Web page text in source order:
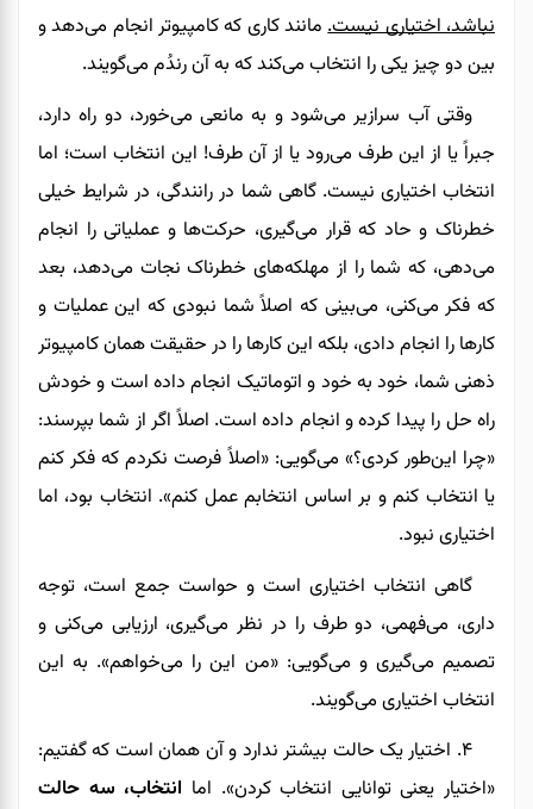
نباشد، اختیاری نیست.مانند کاری که کامپیوتر انجام می‌دهد و
بین دو چیز یکی را انتخاب می‌کند که به آن رندُم می‌گویند.
وقتی آب سرازیر می‌شود و به مانعی می‌خورد، دو راه دارد،
جبراً یا از این طرف می‌رود یا از آن طرف! این انتخاب است؛ اما
انتخاب اختیاری نیست. گاهی شما در رانندگی، در شرایط خیلی
خطرناک و حاد که قرار می‌گیری، حرکت‌ها و عملیاتی را انجام
می‌دهی، که شما را از مهلکه‌های خطرناک نجات می‌دهد، بعد
که فکر می‌کنی، می‌بینی که اصلاً شما نبودی که این عملیات و
کارها را انجام دادی، بلکه این کارها را در حقیقت همان کامپیوتر
ذهنی شما، خود به خود و اتوماتیک انجام داده است و خودش
راه حل را پیدا کرده و انجام داده است. اصلاً اگر از شما بپرسند:
«چرا این‌طور کردی؟» می‌گویی: «اصلاً فرصت نکردم که فکر کنم
یا انتخاب کنم و بر اساس انتخابم عمل کنم». انتخاب بود، اما
اختیاری نبود.
گاهی انتخاب اختیاری است و حواست جمع است، توجه
داری، می‌فهمی، دو طرف را در نظر می‌گیری، ارزیابی می‌کنی و
تصمیم می‌گیری و می‌گویی: «من این را می‌خواهم». به این
انتخاب اختیاری می‌گویند.
۴. اختیار یک حالت بیشتر ندارد و آن همان است که گفتیم:
«اختیار یعنی توانایی انتخاب کردن». اما انتخاب، سه حالت